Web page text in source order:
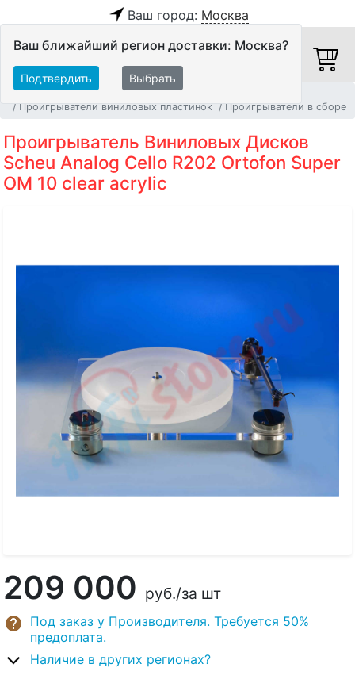
Ваш город: Москва
Ваш ближайший регион доставки: Москва?
Подтвердить Выбрать
Проигрыватели виниловых пластинок
Проигрыватели в сборе
Проигрыватель Виниловых Дисков
Scheu Analog Cello R202 Ortofon Super
OM 10 clear acrylic
209 000 руб./за шт
Под заказ у Производителя. Требуется 50%
предоплата.
Наличие в других регионах?